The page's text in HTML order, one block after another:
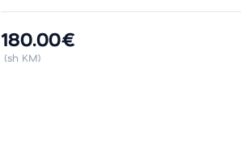
180.00€
(sh KM)